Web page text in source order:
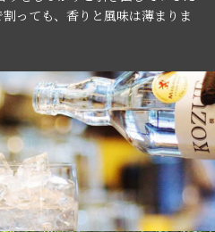
っても、香りと風味は薄まりま